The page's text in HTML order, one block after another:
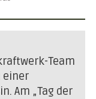
Team
einer
Am „Tag der